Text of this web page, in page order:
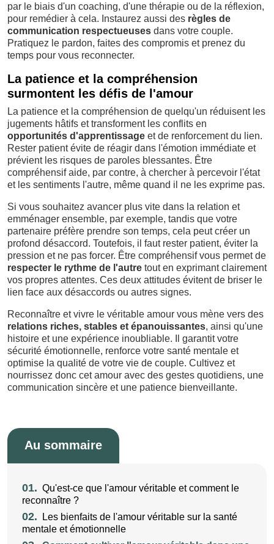
par le biais d'un coaching, d'une thérapie ou de la réflexion,
pour remédier à cela. Instaurez aussi des règles de
communication respectueuses dans votre couple.
Pratiquez le pardon, faites des compromis et prenez du
temps pour vous reconnecter.
La patience et la compréhension
surmontent les défis de l'amour
La patience et la compréhension de quelqu'un réduisent les
jugements hâtifs et transforment les conflits en
opportunités d'apprentissage et de renforcement du lien.
Rester patient évite de réagir dans l'émotion immédiate et
prévient les risques de paroles blessantes. Être
compréhensif aide, par contre, à chercher à percevoir l'état
et les sentiments l'autre, même quand il ne les exprime pas.
Si vous souhaitez avancer plus vite dans la relation et
emménager ensemble, par exemple, tandis que votre
partenaire préfère prendre son temps, cela peut créer un
profond désaccord. Toutefois, il faut rester patient, éviter la
pression et ne pas forcer. Être compréhensif vous permet de
respecter le rythme de l'autre tout en exprimant clairement
vos propres attentes. Ces deux attitudes évitent de briser le
lien face aux désaccords ou autres signes.
Reconnaître et vivre le véritable amour vous mène vers des
relations riches, stables et épanouissantes, ainsi qu'une
histoire et une expérience inoubliable. Il garantit votre
sécurité émotionnelle, renforce votre santé mentale et
optimise la qualité de votre vie de couple. Cultivez et
nourrissez donc cet amour avec des gestes quotidiens, une
communication sincère et une patience bienveillante.
Au sommaire
01. Qu'est-ce que l'amour véritable et comment le
reconnaître ?
02.
Les bienfaits de l'amour véritable sur la santé
mentale et émotionnelle